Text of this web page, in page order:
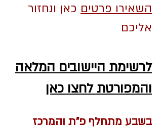
השאירו פרטים כאן ונחזור
אליכם
לרשימת היישובים המלאה
והמפורטת לחצו כאן
בשבע מתחלף פ"ת והמרכז